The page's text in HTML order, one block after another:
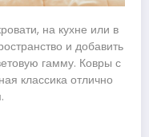
на кухне или в
и добавить
гамму. Ковры с
классика отлично